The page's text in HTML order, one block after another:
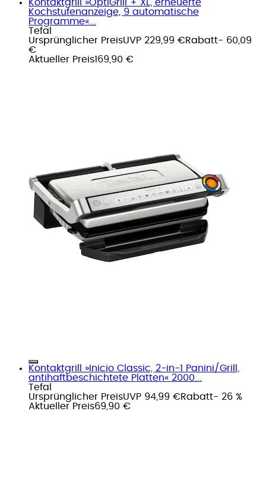
Kontaktgrill »OptiGrill + XL, erneuerte
Kochstufenanzeige, 9 automatische
Programme«...
Tefal
Ursprünglicher PreisUVP 229,99 €Rabatt- 60,09
€
Aktueller Preis169,90 €
Kontaktgrill »Inicio Classic, 2-in-1 Panini/Grill,
antihaftbeschichtete Platten« 2000...
Tefal
Ursprünglicher PreisUVP 94,99 €Rabatt- 26 %
Aktueller Preis69,90 €